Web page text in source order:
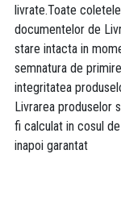
livrate.Toate
documentelor de
stare intacta in
semnatura de
integritatea
Livrarea produselor
fi calculat in cosul
inapoi garantat